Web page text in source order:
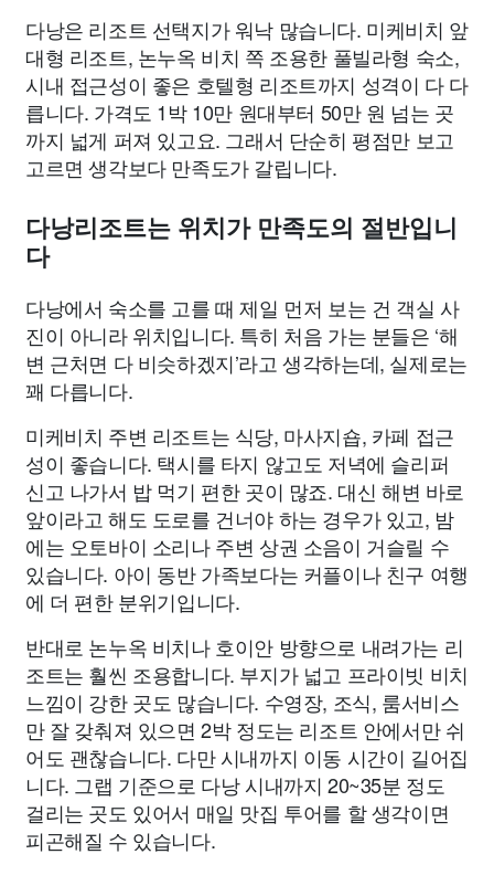
다낭은 리조트 선택지가 워낙 많습니다. 미케비치 앞
대형 리조트, 논누옥 비치 쪽 조용한 풀빌라형 숙소,
시내 접근성이 좋은 호텔형 리조트까지 성격이 다 다
릅니다. 가격도 1박 10만 원대부터 50만 원 넘는 곳
까지 넓게 퍼져 있고요. 그래서 단순히 평점만 보고
고르면 생각보다 만족도가 갈립니다.
다낭리조트는 위치가 만족도의 절반입니
다
다낭에서 숙소를 고를 때 제일 먼저 보는 건 객실 사
진이 아니라 위치입니다. 특히 처음 가는 분들은 ‘해
변 근처면 다 비슷하겠지’라고 생각하는데, 실제로는
꽤 다릅니다.
미케비치 주변 리조트는 식당, 마사지숍, 카페 접근
성이 좋습니다. 택시를 타지 않고도 저녁에 슬리퍼
신고 나가서 밥 먹기 편한 곳이 많죠. 대신 해변 바로
앞이라고 해도 도로를 건너야 하는 경우가 있고, 밤
에는 오토바이 소리나 주변 상권 소음이 거슬릴 수
있습니다. 아이 동반 가족보다는 커플이나 친구 여행
에 더 편한 분위기입니다.
반대로 논누옥 비치나 호이안 방향으로 내려가는 리
조트는 훨씬 조용합니다. 부지가 넓고 프라이빗 비치
느낌이 강한 곳도 많습니다. 수영장, 조식, 룸서비스
만 잘 갖춰져 있으면 2박 정도는 리조트 안에서만 쉬
어도 괜찮습니다. 다만 시내까지 이동 시간이 길어집
니다. 그랩 기준으로 다낭 시내까지 20~35분 정도
걸리는 곳도 있어서 매일 맛집 투어를 할 생각이면
피곤해질 수 있습니다.